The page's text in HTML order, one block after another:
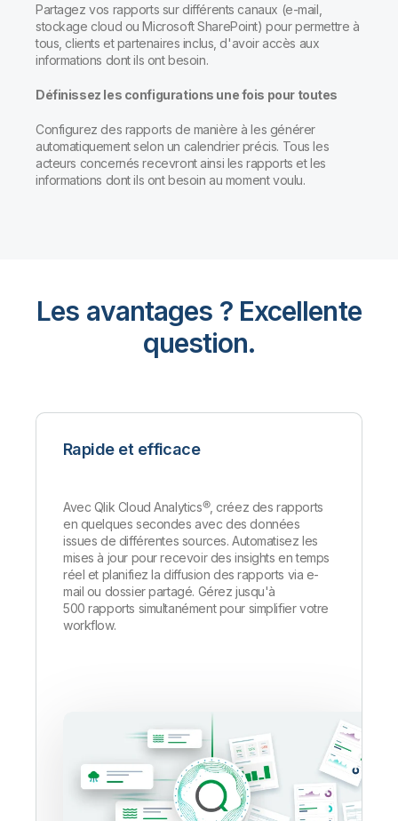
Partagez vos rapports sur différents canaux (e-mail,
stockage cloud ou Microsoft SharePoint) pour permettre à
tous, clients et partenaires inclus, d'avoir accès aux
informations dont ils ont besoin.
Définissez les configurations une fois pour toutes
Configurez des rapports de manière à les générer
automatiquement selon un calendrier précis. Tous les
acteurs concernés recevront ainsi les rapports et les
informations dont ils ont besoin au moment voulu.
Les avantages ? Excellente
question.
Rapide et efficace
Avec Qlik Cloud Analytics®, créez des rapports
en quelques secondes avec des données
issues de différentes sources. Automatisez les
mises à jour pour recevoir des insights en temps
réel et planifiez la diffusion des rapports via e-
mail ou dossier partagé. Gérez jusqu'à
500 rapports simultanément pour simplifier votre
workflow.